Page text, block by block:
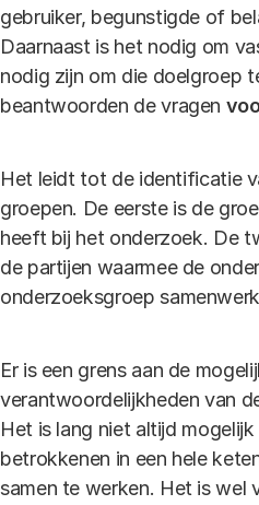
gebruiker, begunstigde of
Daarnaast is het nodig om
nodig zijn om die doelgroep
beantwoorden de vragen
Het leidt tot de identificatie
groepen. De eerste is de
heeft bij het onderzoek. De
de partijen waarmee de
onderzoeksgroep
Er is een grens aan de
verantwoordelijkheden van
Het is lang niet altijd
betrokkenen in een hele
samen te werken. Het is wel